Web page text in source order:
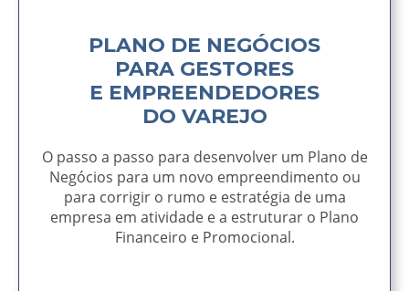
PLANO DE NEGÓCIOS
PARA GESTORES
E EMPREENDEDORES
DO VAREJO
O passo a passo para desenvolver um Plano de
Negócios para um novo empreendimento ou
para corrigir o rumo e estratégia de uma
empresa em atividade e a estruturar o Plano
Financeiro e Promocional.